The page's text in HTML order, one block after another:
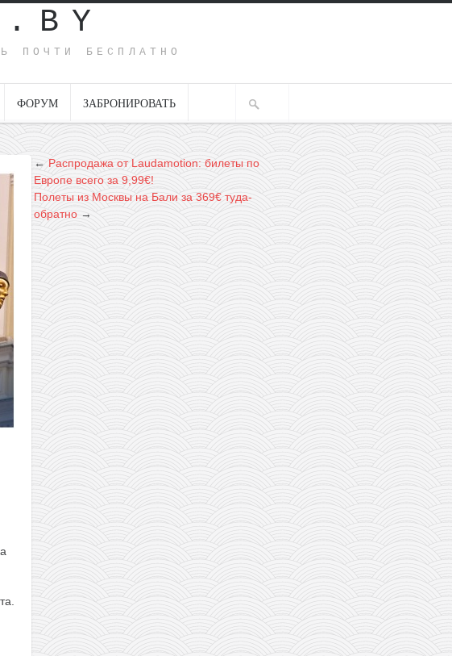
ПОЧТИ БЕСПЛАТНО
ФОРУМ ЗАБРОНИРОВАТЬ
←Распродажа от Laudamotion: билеты по
Европе всего за 9,99€!
Полеты из Москвы на Бали за 369€ туда-
обратно →